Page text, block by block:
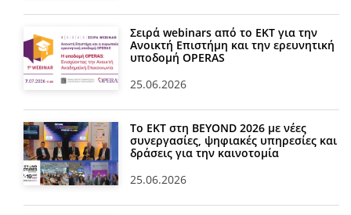
Σειρά webinars από το ΕΚΤ για την
Ανοικτή Επιστήμη και την ερευνητική
υποδομή OPERAS
25.06.2026
Το ΕΚΤ στη BEYOND 2026 με νέες
συνεργασίες, ψηφιακές υπηρεσίες και
δράσεις για την καινοτομία
25.06.2026